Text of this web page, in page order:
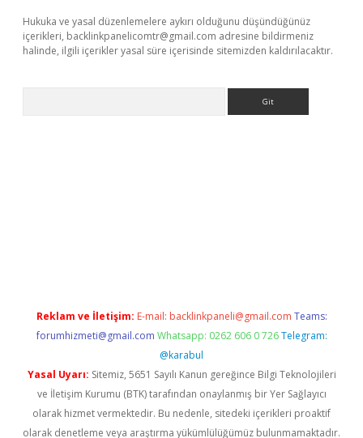
Hukuka ve yasal düzenlemelere aykırı olduğunu düşündüğünüz
içerikleri, backlinkpanelicomtr@gmail.com adresine bildirmeniz
halinde, ilgili içerikler yasal süre içerisinde sitemizden kaldırılacaktır.
Reklam ve İletişim: E-mail: backlinkpaneli@gmail.com Teams:
forumhizmeti@gmail.com Whatsapp: 0262 606 0 726 Telegram:
@karabul
Yasal Uyarı: Sitemiz, 5651 Sayılı Kanun gereğince Bilgi Teknolojileri
ve İletişim Kurumu (BTK) tarafından onaylanmış bir Yer Sağlayıcı
olarak hizmet vermektedir. Bu nedenle, sitedeki içerikleri proaktif
olarak denetleme veya araştırma yükümlülüğümüz bulunmamaktadır.